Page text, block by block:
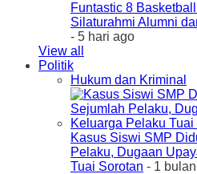
Funtastic 8
Silaturahmi Alumni
- 5 hari ago
View all
Politik
Hukum dan Kriminal
Kasus Siswi SMP
Pelaku, Dugaan
Tuai Sorotan - 1